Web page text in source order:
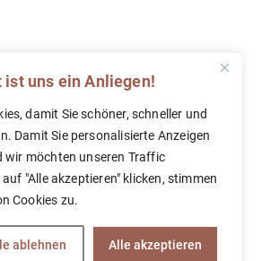
ist uns ein Anliegen!
damit Sie schöner, schneller und
Damit Sie personalisierte Anzeigen
wir möchten unseren Traffic
"Alle akzeptieren" klicken, stimmen
Cookies zu.
ablehnen Alle akzeptieren
HONORARMODELL